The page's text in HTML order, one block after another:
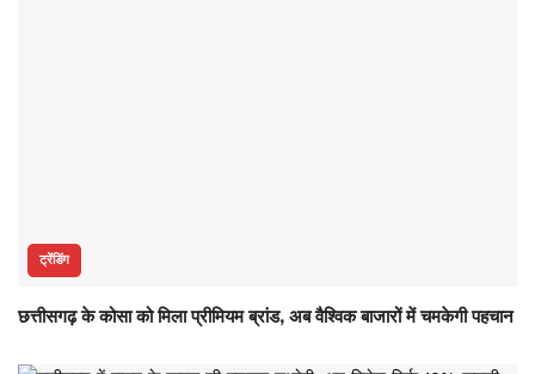
ट्रेंडिंग
छत्तीसगढ़ के कोसा को मिला प्रीमियम ब्रांड, अब वैश्विक बाजारों में चमकेगी पहचान